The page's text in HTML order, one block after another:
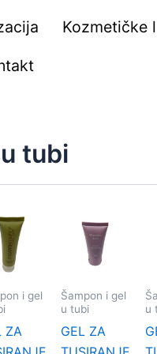
Kozmetičke
tubi
i gel
ZA
Šampon i gel
u tubi
GEL ZA
u